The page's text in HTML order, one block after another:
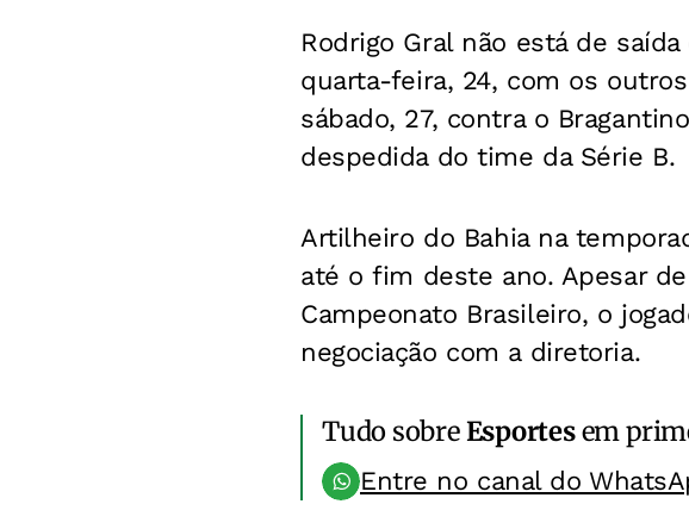
Rodrigo Gral não está de
quarta-feira, 24, com os
sábado, 27, contra o
despedida do time da Série B.
Artilheiro do Bahia na
até o fim deste ano. Apesar
Campeonato Brasileiro, o
negociação com a diretoria.
Tudo sobreEsportesem
Entre no canal do